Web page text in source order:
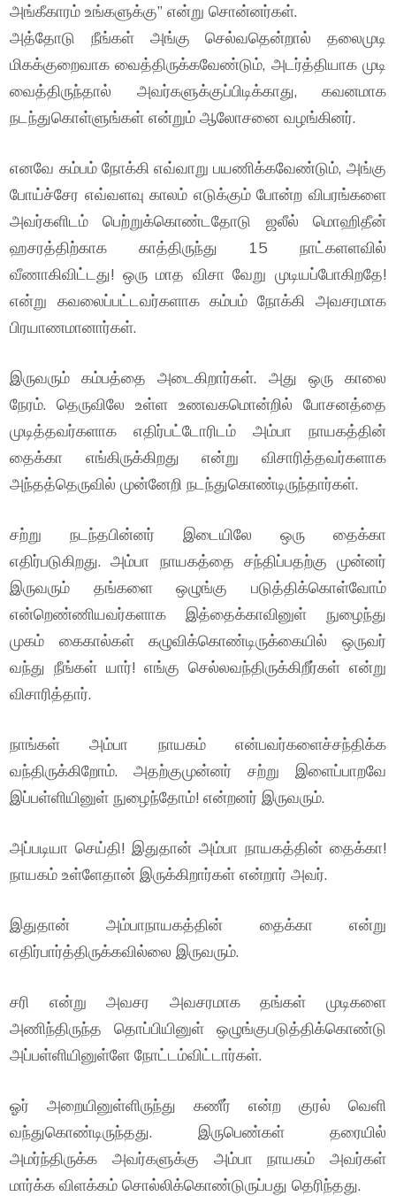
அங்கீகாரம் உங்களுக்கு” என்று சொன்னர்கள்.
அத்தோடு நீங்கள் அங்கு செல்வதென்றால் தலைமுடி
மிகக்குறைவாக வைத்திருக்கவேண்டும், அடர்த்தியாக முடி
வைத்திருந்தால் அவர்களுக்குப்பிடிக்காது, கவனமாக
நடந்துகொள்ளுங்கள் என்றும் ஆலோசனை வழங்கினர்.
எனவே கம்பம் நோக்கி எவ்வாறு பயணிக்கவேண்டும், அங்கு
போய்ச்சேர எவ்வளவு காலம் எடுக்கும் போன்ற விபரங்களை
அவர்களிடம் பெற்றுக்கொண்டதோடு ஜலீல் மொஹிதீன்
ஹசரத்திற்காக காத்திருந்து 15 நாட்களளவில்
வீணாகிவிட்டது! ஒரு மாத விசா வேறு முடியப்போகிறதே!
என்று கவலைப்பட்டவர்களாக கம்பம் நோக்கி அவசரமாக
பிரயாணமானார்கள்.
இருவரும் கம்பத்தை அடைகிறார்கள். அது ஒரு காலை
நேரம். தெருவிலே உள்ள உணவகமொன்றில் போசனத்தை
முடித்தவர்களாக எதிர்பட்டோரிடம் அம்பா நாயகத்தின்
தைக்கா எங்கிருக்கிறது என்று விசாரித்தவர்களாக
அந்தத்தெருவில் முன்னேறி நடந்துகொண்டிருந்தார்கள்.
சற்று நடந்தபின்னர் இடையிலே ஒரு தைக்கா
எதிர்படுகிறது. அம்பா நாயகத்தை சந்திப்பதற்கு முன்னர்
இருவரும் தங்களை ஒழுங்கு படுத்திக்கொள்வோம்
என்றெண்ணியவர்களாக இத்தைக்காவினுள் நுழைந்து
முகம் கைகால்கள் கழுவிக்கொண்டிருக்கையில் ஒருவர்
வந்து நீங்கள் யார்! எங்கு செல்லவந்திருக்கிறீர்கள் என்று
விசாரித்தார்.
நாங்கள் அம்பா நாயகம் என்பவர்களைச்சந்திக்க
வந்திருக்கிறோம். அதற்குமுன்னர் சற்று இளைப்பாறவே
இப்பள்ளியினுள் நுழைந்தோம்! என்றனர் இருவரும்.
அப்படியா செய்தி! இதுதான் அம்பா நாயகத்தின் தைக்கா!
நாயகம் உள்ளேதான் இருக்கிறார்கள் என்றார் அவர்.
இதுதான் அம்பாநாயகத்தின் தைக்கா என்று
எதிர்பார்த்திருக்கவில்லை இருவரும்.
சரி என்று அவசர அவசரமாக தங்கள் முடிகளை
அணிந்திருந்த தொப்பியினுள் ஒழுங்குபடுத்திக்கொண்டு
அப்பள்ளியினுள்ளே நோட்டம்விட்டார்கள்.
ஓர் அறையினுள்ளிருந்து கணீர் என்ற குரல் வெளி
வந்துகொண்டிருந்தது. இருபெண்கள் தரையில்
அமர்ந்திருக்க அவர்களுக்கு அம்பா நாயகம் அவர்கள்
மார்க்க விளக்கம் சொல்லிக்கொண்டுருப்பது தெரிந்தது.